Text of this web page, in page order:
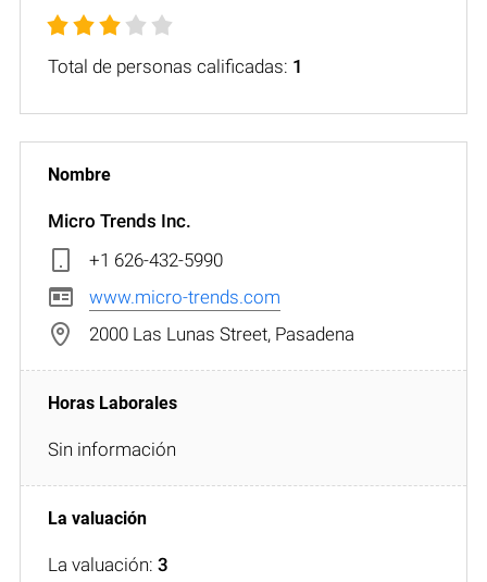
Total de personas calificadas: 1
Micro Trends Inc.
+1 626-432-5990
www.micro-trends.com
2000 Las Lunas Street, Pasadena
Sin información
La valuación: 3